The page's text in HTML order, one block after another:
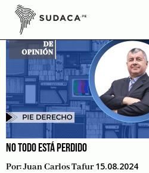
Skip
content
NO TODO ESTÁ PERDIDO
Por:Juan Carlos Tafur 15.08.2024